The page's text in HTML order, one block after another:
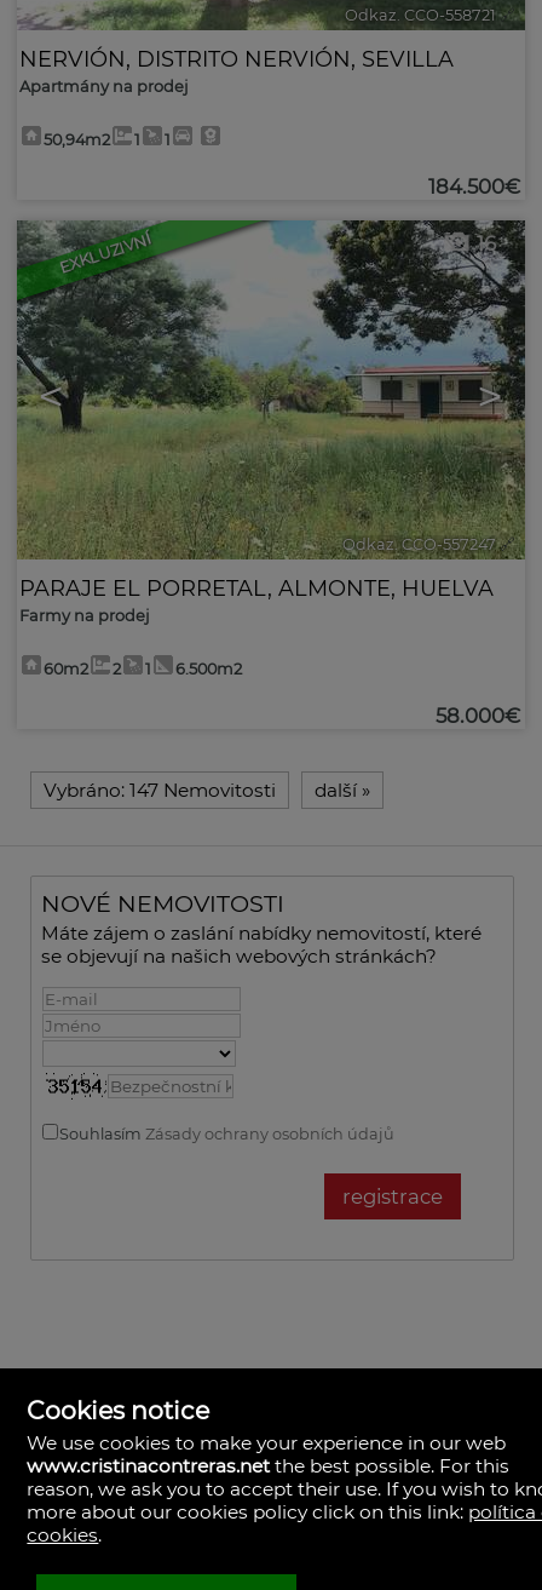
Odkaz. CCO-558721 🔗
NERVIÓN, DISTRITO NERVIÓN, SEVILLA
Apartmány na prodej
50,94m2 1 1
184.500€
EXKLUZIVNÍ
< >
16
Odkaz. CCO-557247 🔗
PARAJE EL PORRETAL , ALMONTE, HUELVA
Farmy na prodej
60m2 2 1 6.500m2
58.000€
Vybráno: 147 Nemovitosti další »
NOVÉ NEMOVITOSTI
Máte zájem o zaslání nabídky nemovitostí, které
se objevují na našich webových stránkách?
Souhlasím Zásady ochrany osobních údajů
Cristina Contreras
Sevilla
Cookies notice
We use cookies to make your experience in our web
www.cristinacontreras.netthe best possible. For this
reason, we ask you to accept their use. If you wish to
more about our cookies policy click on this link: política
cookies.